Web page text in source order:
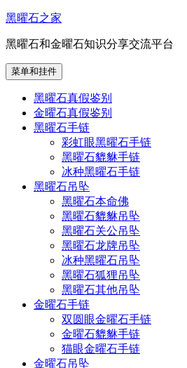
跳
内
容
黑曜石之家
黑曜石和金曜石知识分享交流平台
菜单和挂件
黑曜石真假鉴别
金曜石真假鉴别
黑曜石手链
彩虹眼黑曜石手链
黑曜石貔貅手链
冰种黑曜石手链
黑曜石吊坠
黑曜石本命佛
黑曜石貔貅吊坠
黑曜石关公吊坠
黑曜石龙牌吊坠
冰种黑曜石吊坠
黑曜石狐狸吊坠
黑曜石其他吊坠
金曜石手链
双圆眼金曜石手链
金曜石貔貅手链
猫眼金曜石手链
金曜石吊坠